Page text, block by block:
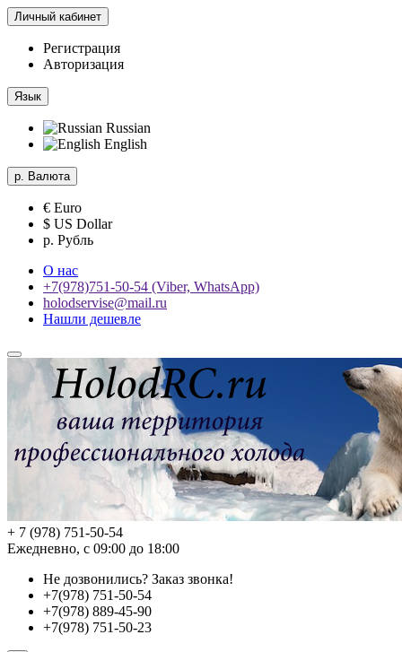
Личный кабинет
Регистрация
Авторизация
Язык
Russian
English
р. Валюта
€ Euro
$ US Dollar
р. Рубль
О нас
+7(978)751-50-54 (Viber, WhatsApp)
holodservise@mail.ru
Нашли дешевле
+ 7 (978) 751-50-54
Ежедневно, с 09:00 до 18:00
Не дозвонились? Заказ звонка!
+7(978) 751-50-54
+7(978) 889-45-90
+7(978) 751-50-23